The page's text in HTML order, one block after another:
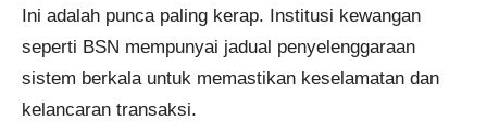
Ini adalah punca paling kerap. Institusi kewangan
seperti BSN mempunyai jadual penyelenggaraan
sistem berkala untuk memastikan keselamatan dan
kelancaran transaksi.